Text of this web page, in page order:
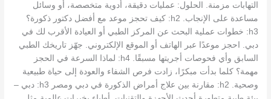
التهابات مزمنة. الحلول: عمليات دقيقة، أدوية متخصصة، أو وسائل
مساعدة على الإنجاب. h2: كيف تحجز موعد مع أفضل دكتور ذكورة؟
h3: خطوات عملية البحث عن المركز الطبي أو العيادة الأقرب لك في
دبي. احجز موعدًا عبر الهاتف أو الموقع الإلكتروني. جهّز تاريخك الطبي
السابق وأي فحوصات أجريتها مسبقًا. h4: لماذا السرعة في الحجز
مهمة؟ كلما بدأت مبكرًا، زادت فرص الشفاء والعودة إلى حياة طبيعية
وصحية. h2: مقارنة بين علاج أمراض الذكورة في دبي ومصر h3: دبي –